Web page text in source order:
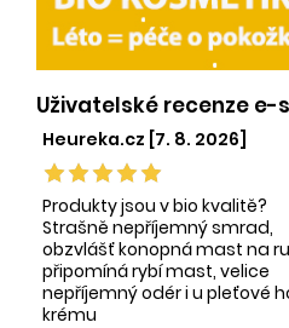
Uživatelské recenze e-
Heureka.cz [7. 8. 2026]
Produkty jsou v bio kvalitě?
Strašně nepříjemný smrad,
obzvlášť konopná mast na
připomíná rybí mast, velice
nepříjemný odér i u pleťové
krému